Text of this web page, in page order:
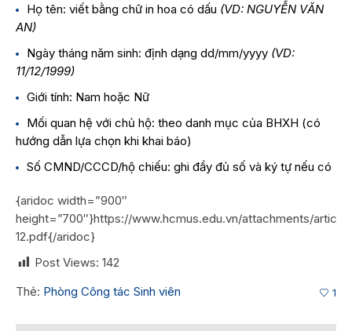
Họ tên: viết bằng chữ in hoa có dấu (VD: NGUYỄN VĂN
AN)
Ngày tháng năm sinh: định dạng dd/mm/yyyy (VD:
11/12/1999)
Giới tính: Nam hoặc Nữ
Mối quan hệ với chủ hộ: theo danh mục của BHXH (có
hướng dẫn lựa chọn khi khai báo)
Số CMND/CCCD/hộ chiếu: ghi đầy đủ số và ký tự nếu có
{aridoc width=”900″
height=”700″}https://www.hcmus.edu.vn/attachments/
12.pdf{/aridoc}
Post Views: 142
Thẻ: Phòng Công tác Sinh viên 1